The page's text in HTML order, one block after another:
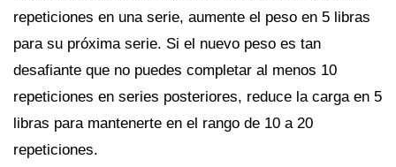
repeticiones en una serie, aumente el peso en 5 libras
para su próxima serie. Si el nuevo peso es tan
desafiante que no puedes completar al menos 10
repeticiones en series posteriores, reduce la carga en 5
libras para mantenerte en el rango de 10 a 20
repeticiones.